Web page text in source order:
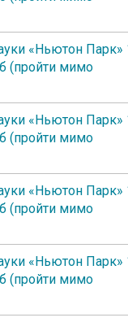
«Ньютон Парк»
(пройти мимо
«Ньютон Парк»
(пройти мимо
«Ньютон Парк»
(пройти мимо
«Ньютон Парк»
(пройти мимо